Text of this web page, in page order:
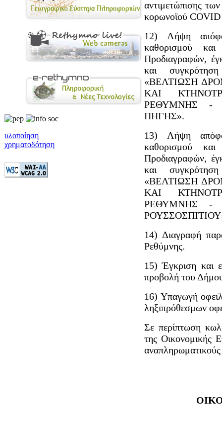
υλοποίηση
χρηματοδότηση
αντιμετώπισης
κορωνοϊού COVID
12) Λήψη
καθορισμού
Προδιαγραφών,
και
«ΒΕΛΤΙΩΣΗ
ΚΑΙ
ΡΕΘΥΜΝΗΣ -
ΠΗΓΗΣ».
13) Λήψη
καθορισμού
Προδιαγραφών,
και
«ΒΕΛΤΙΩΣΗ
ΚΑΙ
ΡΕΘΥΜΝΗΣ -
14) Διαγραφή
Ρεθύμνης.
15) Έγκριση και
προβολή του
16) Υπαγωγή
ληξιπρόθεσμων
Σε περίπτωση
της Οικονομικής
αναπληρωματικούς